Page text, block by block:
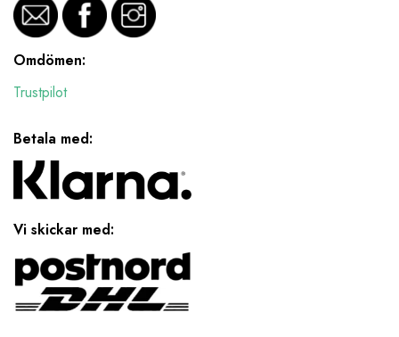
Omdömen:
Trustpilot
Betala med:
Vi skickar med: